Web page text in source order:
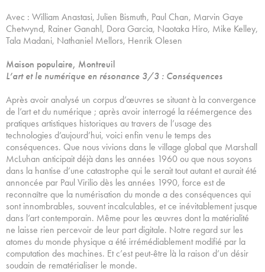
Avec : William Anastasi, Julien Bismuth, Paul Chan, Marvin Gaye
Chetwynd, Rainer Ganahl, Dora Garcia, Naotaka Hiro, Mike Kelley,
Tala Madani, Nathaniel Mellors, Henrik Olesen
Maison populaire, Montreuil
L’art et le numérique en résonance 3/3 : Conséquences
Après avoir analysé un corpus d’œuvres se situant à la convergence
de l’art et du numérique ; après avoir interrogé la réémergence des
pratiques artistiques historiques au travers de l’usage des
technologies d’aujourd’hui, voici enfin venu le temps des
conséquences. Que nous vivions dans le village global que Marshall
McLuhan anticipait déjà dans les années 1960 ou que nous soyons
dans la hantise d’une catastrophe qui le serait tout autant et aurait été
annoncée par Paul Virilio dès les années 1990, force est de
reconnaître que la numérisation du monde a des conséquences qui
sont innombrables, souvent incalculables, et ce inévitablement jusque
dans l’art contemporain. Même pour les œuvres dont la matérialité
ne laisse rien percevoir de leur part digitale. Notre regard sur les
atomes du monde physique a été irrémédiablement modifié par la
computation des machines. Et c’est peut-être là la raison d’un désir
soudain de rematérialiser le monde.